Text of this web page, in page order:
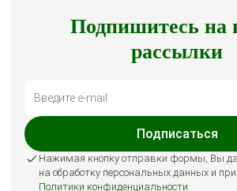
Подпишитесь на
рассылки
Подписаться
Нажимая кнопку отправки формы, Вы
на обработку персональных данных и
Политики конфиденциальности.